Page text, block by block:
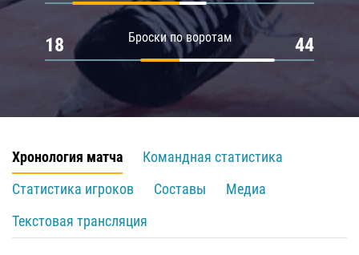
Броски по воротам
18 44
Хронология матча
Командная статистика
Статистика игроков
Составы
Медиа
Текстовая трансляция